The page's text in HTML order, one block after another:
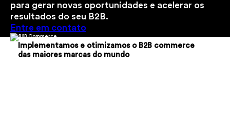
para gerar novas oportunidades e acelerar os
resultados do seu B2B.
Entre em contato
Implementamos e otimizamoso B2B commerce
das maiores marcas do mundo